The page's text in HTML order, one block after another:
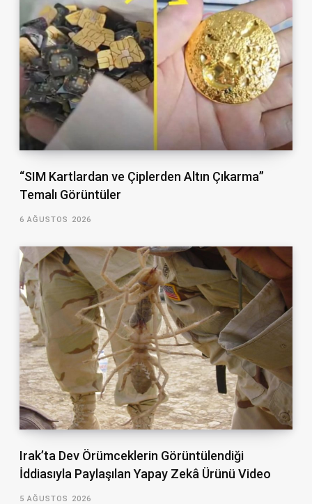
“SIM Kartlardan ve Çiplerden Altın Çıkarma”
Temalı Görüntüler
6 AĞUSTOS 2026
Irak’ta Dev Örümceklerin Görüntülendiği
İddiasıyla Paylaşılan Yapay Zekâ Ürünü Video
5 AĞUSTOS 2026